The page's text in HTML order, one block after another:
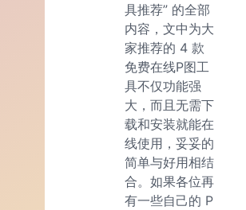
具推荐” 的全部
内容，文中为大
家推荐的 4 款
免费在线P图工
具不仅功能强
大，而且无需下
载和安装就能在
线使用，妥妥的
简单与好用相结
合。如果各位再
有一些自己的 P